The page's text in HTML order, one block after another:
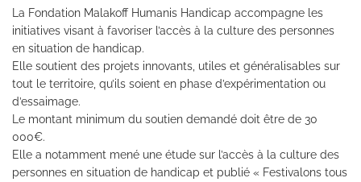
La Fondation Malakoff Humanis Handicap accompagne les
initiatives visant à favoriser l’accès à la culture des personnes
en situation de handicap.
Elle soutient des projets innovants, utiles et généralisables sur
tout le territoire, qu’ils soient en phase d’expérimentation ou
d’essaimage.
Le montant minimum du soutien demandé doit être de 30
000€.
Elle a notamment mené une étude sur l’accès à la culture des
personnes en situation de handicap et publié « Festivalons tous